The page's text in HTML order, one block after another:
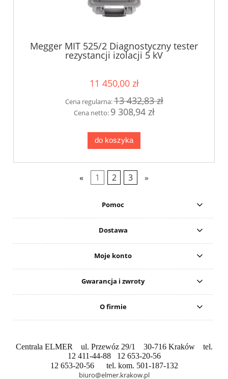
Megger MIT 525/2 Diagnostyczny tester
rezystancji izolacji 5 kV
11 450,00 zł
Cena regularna:13 432,83 zł
Cena netto: 9 308,94 zł
do koszyka
« 1 2 3 »
Pomoc
Dostawa
Moje konto
Gwarancja i zwroty
O firmie
Centrala ELMER ul. Przewóz 29/1 30-716 Kraków tel.
12 411-44-88 12 653-20-56
12 653-20-56 tel. kom. 501-187-132
biuro@elmer.krakow.pl